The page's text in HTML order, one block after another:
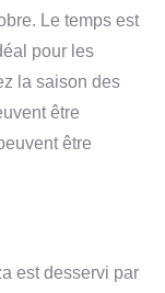
Le temps est
pour les
la saison des
être
être
est desservi par